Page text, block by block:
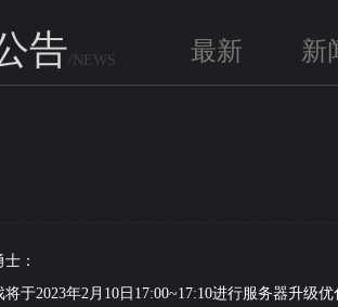
告/NEWS 最新 新
：
2023年2月10日17:00~17:10进行服务器升级